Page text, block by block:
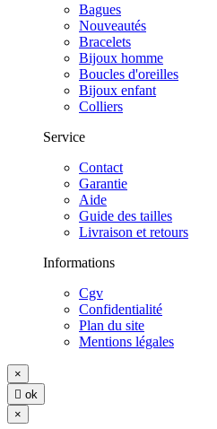
Bagues
Nouveautés
Bracelets
Bijoux homme
Boucles d'oreilles
Bijoux enfant
Colliers
Service
Contact
Garantie
Aide
Guide des tailles
Livraison et retours
Informations
Cgv
Confidentialité
Plan du site
Mentions légales
×
 ok
×